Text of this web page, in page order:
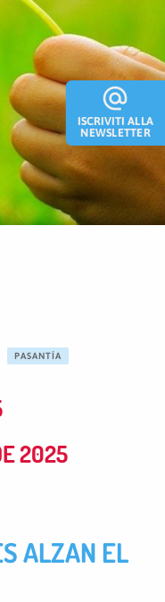
alternate_email
ISCRIVITI ALLA
NEWSLETTER
PASANTÍA
2025
ALZAN EL